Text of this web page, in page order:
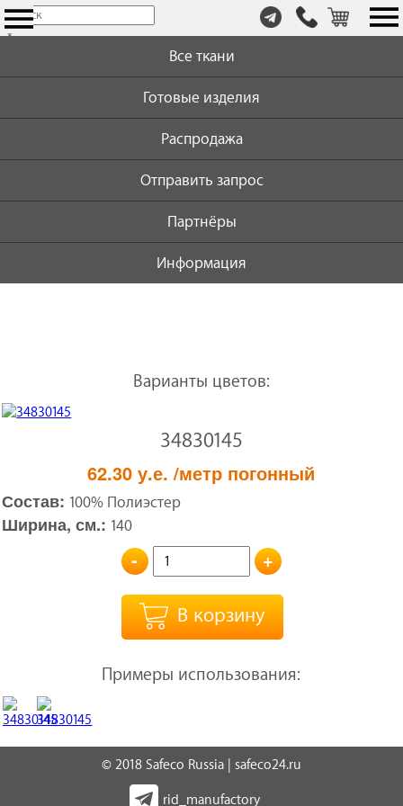
×
т.
+7
Все ткани
Готовые изделия
Распродажа
Отправить запрос
Партнёры
Информация
Варианты цветов:
34830145
62.30у.е. /метр погонный
Состав: 100% Полиэстер
Ширина, см.: 140
- +
В корзину
Примеры использования:
© 2018 Safeco Russia | safeco24.ru
rid_manufactory